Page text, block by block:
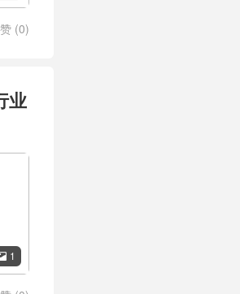
赞 (0)
业
1